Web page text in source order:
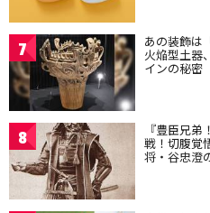
7 あの装飾は
火焔型土器
インの秘密
8 『豊臣兄
戦！切腹覚
将・谷忠澄